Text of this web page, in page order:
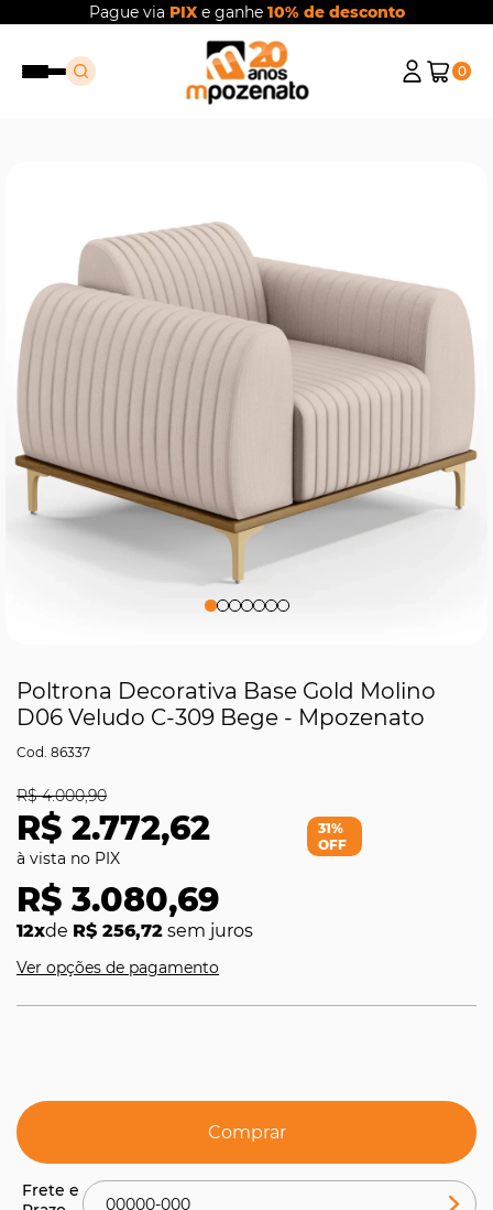
Pague via PIXe ganhe 10% de desconto
0
Poltrona Decorativa Base Gold Molino
D06 Veludo C-309 Bege - Mpozenato
86337
R$ 2.772,62
R$ 4.000,90
R$ 3.080,69
12xde R$ 256,72 sem juros
31%
OFF
Ver opções de pagamento
Comprar